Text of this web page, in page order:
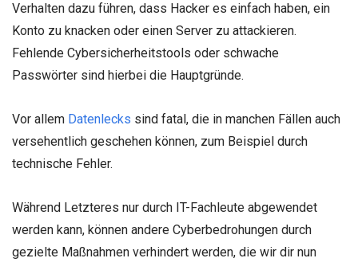
Verhalten dazu führen, dass Hacker es einfach haben, ein
Konto zu knacken oder einen Server zu attackieren.
Fehlende Cybersicherheitstools oder schwache
Passwörter sind hierbei die Hauptgründe.
Vor allem Datenlecks sind fatal, die in manchen Fällen auch
versehentlich geschehen können, zum Beispiel durch
technische Fehler.
Während Letzteres nur durch IT-Fachleute abgewendet
werden kann, können andere Cyberbedrohungen durch
gezielte Maßnahmen verhindert werden, die wir dir nun